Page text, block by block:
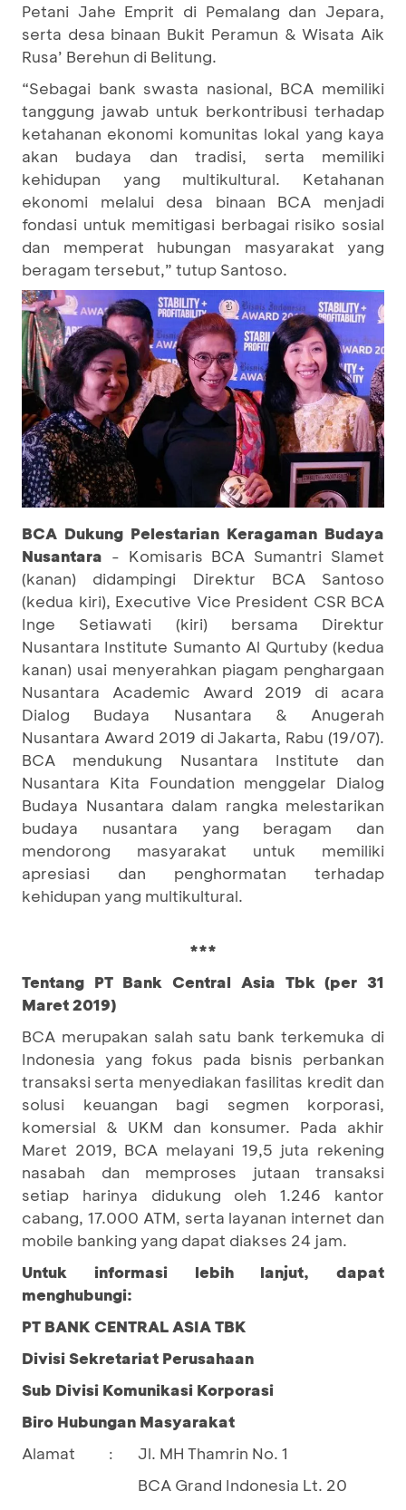
Petani Jahe Emprit di Pemalang dan Jepara,
serta desa binaan Bukit Peramun & Wisata Aik
Rusa’ Berehun di Belitung.
“Sebagai bank swasta nasional, BCA memiliki
tanggung jawab untuk berkontribusi terhadap
ketahanan ekonomi komunitas lokal yang kaya
akan budaya dan tradisi, serta memiliki
kehidupan yang multikultural. Ketahanan
ekonomi melalui desa binaan BCA menjadi
fondasi untuk memitigasi berbagai risiko sosial
dan memperat hubungan masyarakat yang
beragam tersebut,” tutup Santoso.
BCA Dukung Pelestarian Keragaman Budaya
Nusantara - Komisaris BCA Sumantri Slamet
(kanan) didampingi Direktur BCA Santoso
(kedua kiri), Executive Vice President CSR BCA
Inge Setiawati (kiri) bersama Direktur
Nusantara Institute Sumanto Al Qurtuby (kedua
kanan) usai menyerahkan piagam penghargaan
Nusantara Academic Award 2019 di acara
Dialog Budaya Nusantara & Anugerah
Nusantara Award 2019 di Jakarta, Rabu (19/07).
BCA mendukung Nusantara Institute dan
Nusantara Kita Foundation menggelar Dialog
Budaya Nusantara dalam rangka melestarikan
budaya nusantara yang beragam dan
mendorong masyarakat untuk memiliki
apresiasi dan penghormatan terhadap
kehidupan yang multikultural.
***
Tentang PT Bank Central Asia Tbk (per 31
Maret 2019)
BCA merupakan salah satu bank terkemuka di
Indonesia yang fokus pada bisnis perbankan
transaksi serta menyediakan fasilitas kredit dan
solusi keuangan bagi segmen korporasi,
komersial & UKM dan konsumer. Pada akhir
Maret 2019, BCA melayani 19,5 juta rekening
nasabah dan memproses jutaan transaksi
setiap harinya didukung oleh 1.246 kantor
cabang, 17.000 ATM, serta layanan internet dan
mobile banking yang dapat diakses 24 jam.
Untuk informasi lebih lanjut, dapat
menghubungi:
PT BANK CENTRAL ASIA TBK
Divisi Sekretariat Perusahaan
Sub Divisi Komunikasi Korporasi
Biro Hubungan Masyarakat
Alamat
:
Jl. MH Thamrin No. 1
BCA Grand Indonesia Lt. 20